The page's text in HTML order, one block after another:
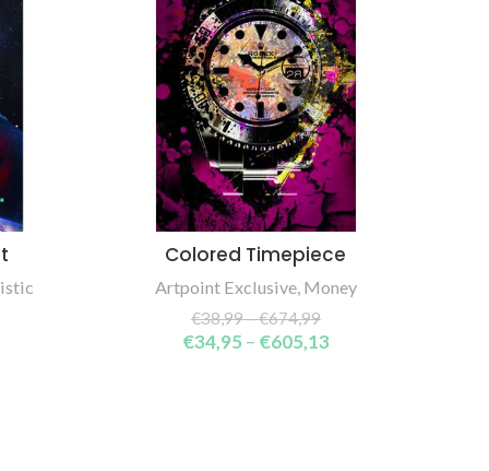
SELECT OPTIONS
Colored Timepiece
Artpoint Exclusive, Money
€38,99–€674,99
€34,95 – €605,13